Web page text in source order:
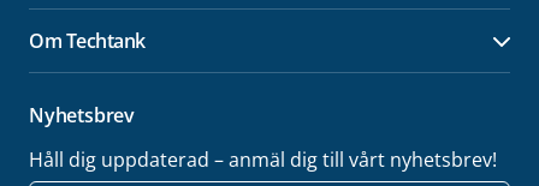
Om Techtank
Nyhetsbrev
Håll dig uppdaterad – anmäl dig till vårt nyhetsbrev!